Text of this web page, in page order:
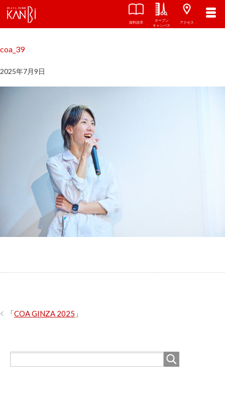
アクセス
オープン
キャンパス
資料請求
関西美容専門学校
coa_39
2025年7月9日
「COA GINZA 2025 」